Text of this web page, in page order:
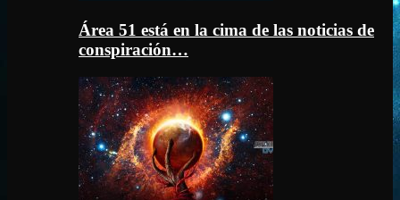
Área 51 está en la cima de las noticias de
conspiración…